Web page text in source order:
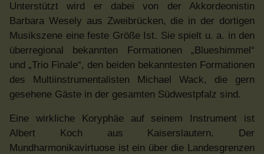
Unterstützt wird er dabei von der Akkordeonistin
Barbara Wesely aus Zweibrücken, die in der dortigen
Musikszene eine feste Größe Ist. Sie spielt u. a. in den
überregional bekannten Formationen „Blueshimmel“
und „Trio Finale“, den beiden bekanntesten Formationen
des Multiinstrumentalisten Michael Wack, die gern
gesehene Gäste in der gesamten Südwestpfalz sind.
Eine wirkliche Koryphäe auf seinem Instrument ist
Albert Koch aus Kaiserslautern. Der
Mundharmonikavirtuose ist ein über die Landesgrenzen